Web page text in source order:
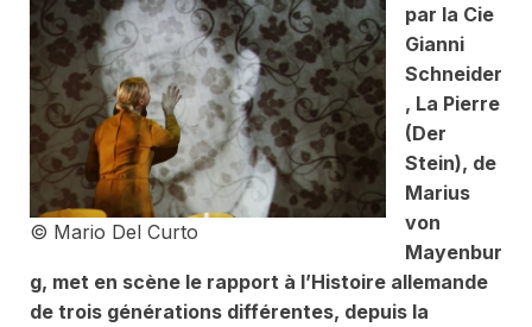
© Mario Del Curto
par la Cie
Gianni
Schneider
, La Pierre
(Der
Stein), de
Marius
von
Mayenbur
g, met en scène le rapport à l’Histoire allemande
de trois générations différentes, depuis la